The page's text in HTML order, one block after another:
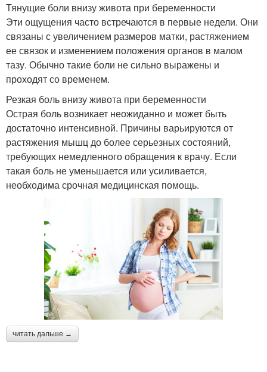
Тянущие боли внизу живота при беременности
Эти ощущения часто встречаются в первые недели. Они
связаны с увеличением размеров матки, растяжением
ее связок и изменением положения органов в малом
тазу. Обычно такие боли не сильно выражены и
проходят со временем.
Резкая боль внизу живота при беременности
Острая боль возникает неожиданно и может быть
достаточно интенсивной. Причины варьируются от
растяжения мышц до более серьезных состояний,
требующих немедленного обращения к врачу. Если
такая боль не уменьшается или усиливается,
необходима срочная медицинская помощь.
читать дальше →